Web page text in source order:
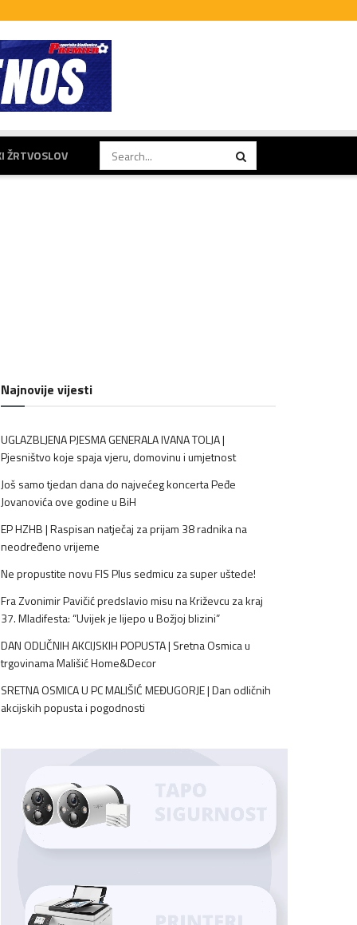
ŽRTVOSLOV
Najnovije vijesti
UGLAZBLJENA PJESMA GENERALA IVANA TOLJA |
Pjesništvo koje spaja vjeru, domovinu i umjetnost
Još samo tjedan dana do najvećeg koncerta Peđe
Jovanovića ove godine u BiH
EP HZHB | Raspisan natječaj za prijam 38 radnika na
neodređeno vrijeme
Ne propustite novu FIS Plus sedmicu za super uštede!
Fra Zvonimir Pavičić predslavio misu na Križevcu za kraj
37. Mladifesta: “Uvijek je lijepo u Božjoj blizini”
DAN ODLIČNIH AKCIJSKIH POPUSTA | Sretna Osmica u
trgovinama Mališić Home&Decor
SRETNA OSMICA U PC MALIŠIĆ MEĐUGORJE | Dan odličnih
akcijskih popusta i pogodnosti